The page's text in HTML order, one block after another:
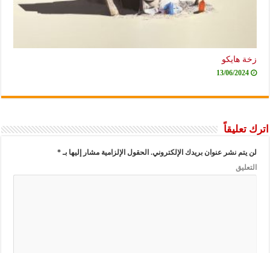
زخة هايكو
13/06/2024
اترك تعليقاً
لن يتم نشر عنوان بريدك الإلكتروني. الحقول الإلزامية مشار إليها بـ*
التعليق